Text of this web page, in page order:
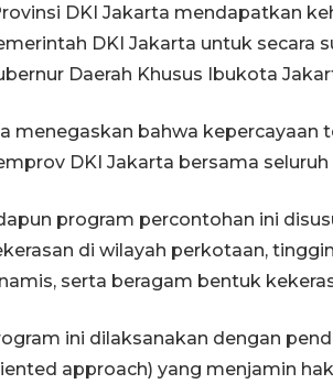
DKI Jakarta mendapatkan
DKI Jakarta untuk secara
Daerah Khusus Ibukota
menegaskan bahwa kepercayaan
DKI Jakarta bersama
program percontohan ini
di wilayah perkotaan,
serta beragam bentuk
ini dilaksanakan dengan
approach) yang menjamin